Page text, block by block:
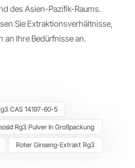
des Asien-Pazifik-Raums.
Sie Extraktionsverhältnisse,
an Ihre Bedürfnisse an.
CAS 14197-60-5
Rg3 Pulver In Großpackung
Roter Ginseng-Extrakt Rg3